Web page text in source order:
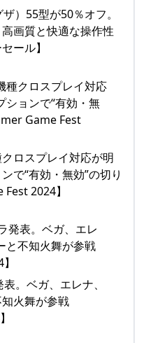
）55型が50％オフ。
画質と快適な操作性
ール】
ロスプレイ対応が明
で“有効・無効”の切り
2024】
。ベガ、エレナ、
知火舞が参戦